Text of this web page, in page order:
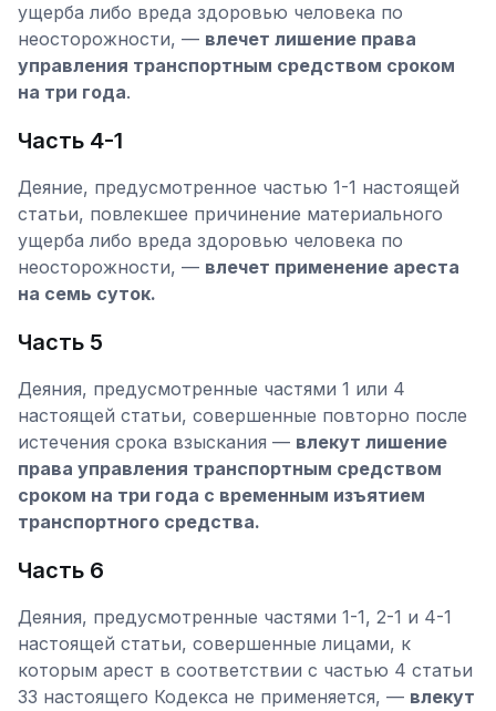
ущерба либо вреда здоровью человека по
неосторожности, — влечет лишение права
управления транспортным средством сроком
на три года.
Часть 4-1
Деяние, предусмотренное частью 1-1 настоящей
статьи, повлекшее причинение материального
ущерба либо вреда здоровью человека по
неосторожности, — влечет применение ареста
на семь суток.
Часть 5
Деяния, предусмотренные частями 1 или 4
настоящей статьи, совершенные повторно после
истечения срока взыскания — влекут лишение
права управления транспортным средством
сроком на три года с временным изъятием
транспортного средства.
Часть 6
Деяния, предусмотренные частями 1-1, 2-1 и 4-1
настоящей статьи, совершенные лицами, к
которым арест в соответствии с частью 4 статьи
33 настоящего Кодекса не применяется, — влекут